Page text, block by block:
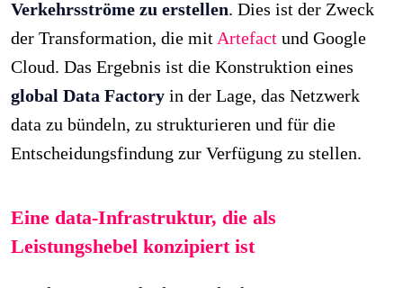
Verkehrsströme zu erstellen. Dies ist der Zweck
der Transformation, die mit Artefact und Google
Cloud. Das Ergebnis ist die Konstruktion eines
global Data Factory in der Lage, das Netzwerk
data zu bündeln, zu strukturieren und für die
Entscheidungsfindung zur Verfügung zu stellen.
Eine data-Infrastruktur, die als
Leistungshebel konzipiert ist